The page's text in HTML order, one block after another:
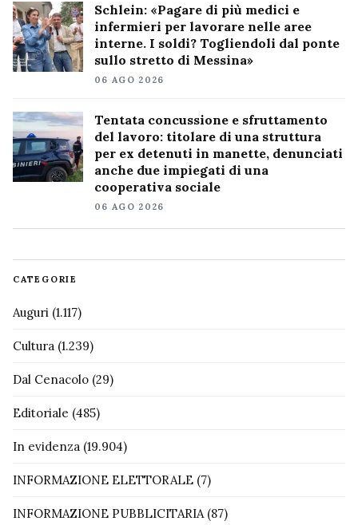
Schlein: «Pagare di più medici e
infermieri per lavorare nelle aree
interne. I soldi? Togliendoli dal ponte
sullo stretto di Messina»
06 AGO 2026
Tentata concussione e sfruttamento
del lavoro: titolare di una struttura
per ex detenuti in manette, denunciati
anche due impiegati di una
cooperativa sociale
06 AGO 2026
CATEGORIE
Auguri (1.117)
Cultura (1.239)
Dal Cenacolo (29)
Editoriale (485)
In evidenza (19.904)
INFORMAZIONE ELETTORALE (7)
INFORMAZIONE PUBBLICITARIA (87)